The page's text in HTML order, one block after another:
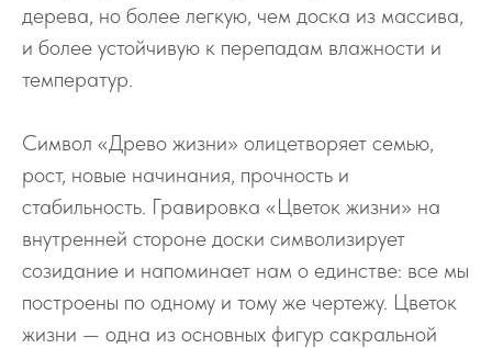
дерева, но более легкую, чем доска из массива,
и более устойчивую к перепадам влажности и
температур.
Символ «Древо жизни» олицетворяет семью,
рост, новые начинания, прочность и
стабильность. Гравировка «Цветок жизни» на
внутренней стороне доски символизирует
созидание и напоминает нам о единстве: все мы
построены по одному и тому же чертежу. Цветок
жизни — одна из основных фигур сакральной